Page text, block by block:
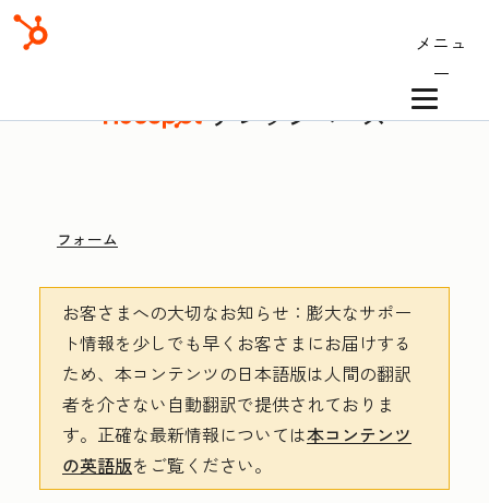
メニュ
ー
ナレッジベース
フォーム
お客さまへの大切なお知らせ ：膨大なサポー
ト情報を少しでも早くお客さまにお届けする
ため、本コンテンツの日本語版は人間の翻訳
者を介さない自動翻訳で提供されておりま
す。 正確な最新情報については本コンテンツ
の英語版をご覧ください。